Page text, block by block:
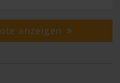
anzeigen